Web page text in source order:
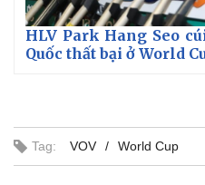
HLV Park Hang Seo
Quốc thất bại ở World
Tag: VOV World Cup